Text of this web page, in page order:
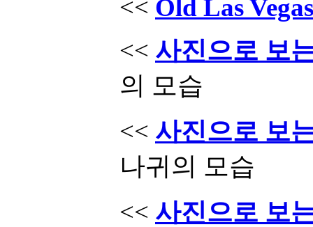
<< Old Las
<< 사진으로 보
의 모습
<< 사진으로 보
나귀의 모습
<< 사진으로 보